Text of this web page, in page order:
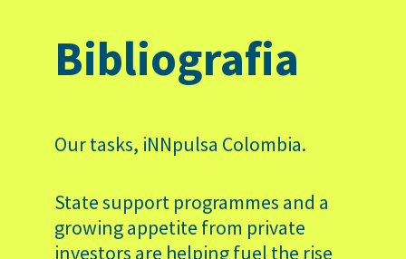
Bibliografia
Our tasks, iNNpulsa Colombia.
State support programmes and a
growing appetite from private
investors are helping fuel the rise